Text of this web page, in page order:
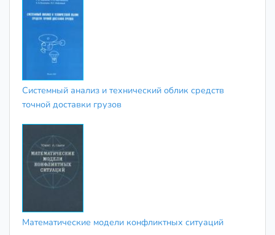
Системный анализ и технический облик средств
точной доставки грузов
Математические модели конфликтных ситуаций